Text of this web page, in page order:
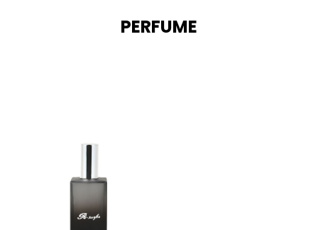
PERFUME